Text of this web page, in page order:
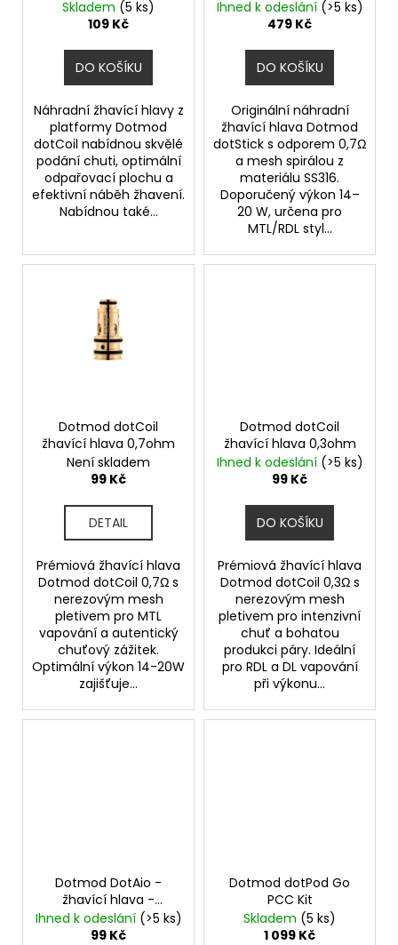
0,6ohm
Skladem (5 ks)
109 Kč
DO KOŠÍKU
Náhradní žhavící hlavy z
platformy Dotmod
dotCoil nabídnou skvělé
podání chuti, optimální
odpařovací plochu a
efektivní náběh žhavení.
Nabídnou také...
0,7ohm - 5ks
Ihned k odeslání (>5 ks)
479 Kč
DO KOŠÍKU
Originální náhradní
žhavící hlava Dotmod
dotStick s odporem 0,7Ω
a mesh spirálou z
materiálu SS316.
Doporučený výkon 14–
20 W, určena pro
MTL/RDL styl...
Dotmod dotCoil
žhavící hlava 0,7ohm
Není skladem
99 Kč
DETAIL
Prémiová žhavící hlava
Dotmod dotCoil 0,7Ω s
nerezovým mesh
pletivem pro MTL
vapování a autentický
chuťový zážitek.
Optimální výkon 14-20W
zajišťuje...
Dotmod dotCoil
žhavící hlava 0,3ohm
Ihned k odeslání (>5 ks)
99 Kč
DO KOŠÍKU
Prémiová žhavící hlava
Dotmod dotCoil 0,3Ω s
nerezovým mesh
pletivem pro intenzivní
chuť a bohatou
produkci páry. Ideální
pro RDL a DL vapování
při výkonu...
Dotmod DotAio -
žhavící hlava -
0,3ohm
Ihned k odeslání (>5 ks)
99 Kč
Dotmod dotPod Go
PCC Kit
Skladem (5 ks)
1 099 Kč
BAR
ELFA
PŘEDNAPLNĚNÁ
CARTRIDGE
APPLE
20MG